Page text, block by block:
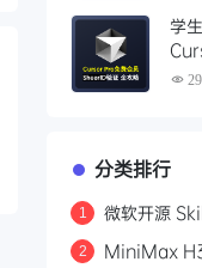
学
通
分类排行
1
微软开源
2
MiniMax